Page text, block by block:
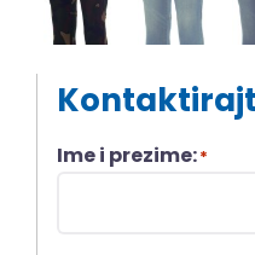
Ime i prezime:*